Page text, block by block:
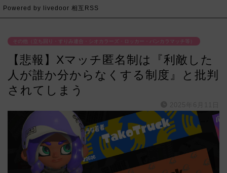
Powered by livedoor 相互RSS
その他（立ち回り・すりみ連合・シオカラーズ・ロッカー・バンカラマッチ等）
【悲報】Xマッチ匿名制は『利敵した
人が誰か分からなくする制度』と批判
されてしまう